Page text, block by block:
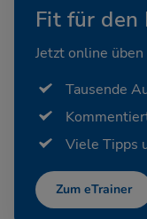
Fit für den
Jetzt online
Tausende
Viele Tipps
Zum eTrainer